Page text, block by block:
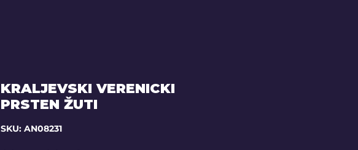
KRALJEVSKI VERENICKI
PRSTEN ŽUTI
SKU: AN08231